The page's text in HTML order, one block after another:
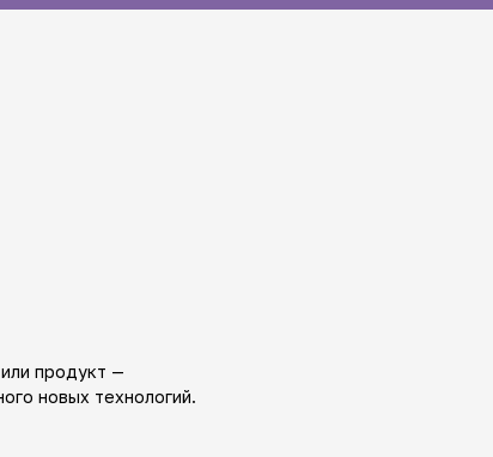
продукт —
новых технологий.